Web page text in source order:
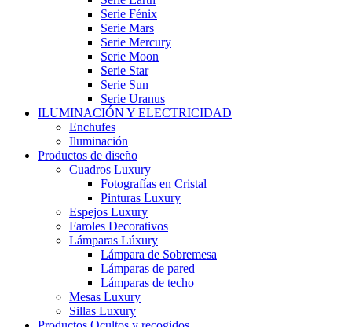
Serie Fénix
Serie Mars
Serie Mercury
Serie Moon
Serie Star
Serie Sun
Serie Uranus
ILUMINACIÓN Y ELECTRICIDAD
Enchufes
Iluminación
Productos de diseño
Cuadros Luxury
Fotografías en Cristal
Pinturas Luxury
Espejos Luxury
Faroles Decorativos
Lámparas Lúxury
Lámpara de Sobremesa
Lámparas de pared
Lámparas de techo
Mesas Luxury
Sillas Luxury